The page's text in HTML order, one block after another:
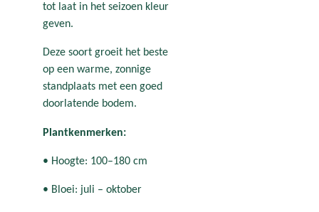
tot laat in het seizoen kleur
geven.
Deze soort groeit het beste
op een warme, zonnige
standplaats met een goed
doorlatende bodem.
Plantkenmerken:
• Hoogte: 100–180 cm
• Bloei: juli – oktober